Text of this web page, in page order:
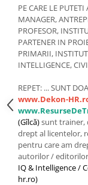
Performanta
Rezolvare de
Rezolvarea
Neintelegerilor /
Servicii &
Teambuilding
Time
Organizare
PE CARE LE
MANAGER,
PROFESOR,
PARTENER IN
PRIMARII,
INTELLIGENCE,
REPET: ... SUNT
www.Dekon-
(Gîlcă)sunt trainer,
drept al licentelor,
pentru care am
autorilor /
IQ & Intelligence /
hr.ro)